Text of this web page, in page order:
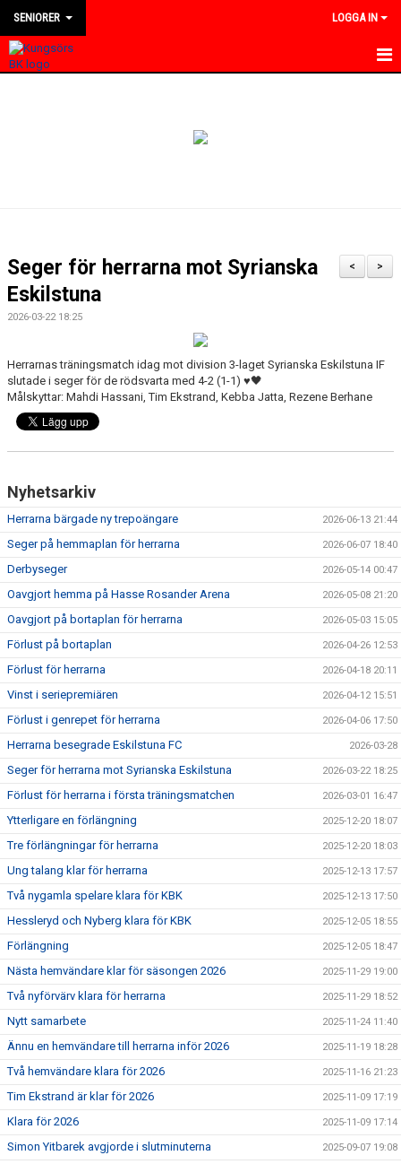
SENIORER LOGGA IN
DOKUMENT
KONTAKT
MATCHER
DIVISION 4 VÄSTMANLAND
>
<
Seger för herrarna mot Syrianska
Eskilstuna
2026-03-22 18:25
Herrarnas träningsmatch idag mot division 3-laget Syrianska Eskilstuna IF
slutade i seger för de rödsvarta med 4-2 (1-1) ♥️🖤
Målskyttar: Mahdi Hassani, Tim Ekstrand, Kebba Jatta, Rezene Berhane
Nyhetsarkiv
Herrarna bärgade ny trepoängare 2026-06-13 21:44
Seger på hemmaplan för herrarna 2026-06-07 18:40
Derbyseger 2026-05-14 00:47
Oavgjort hemma på Hasse Rosander Arena 2026-05-08 21:20
Oavgjort på bortaplan för herrarna 2026-05-03 15:05
Förlust på bortaplan 2026-04-26 12:53
Förlust för herrarna 2026-04-18 20:11
Vinst i seriepremiären 2026-04-12 15:51
Förlust i genrepet för herrarna 2026-04-06 17:50
Herrarna besegrade Eskilstuna FC 2026-03-28
Seger för herrarna mot Syrianska Eskilstuna 2026-03-22 18:25
Förlust för herrarna i första träningsmatchen 2026-03-01 16:47
Ytterligare en förlängning 2025-12-20 18:07
Tre förlängningar för herrarna 2025-12-20 18:03
Ung talang klar för herrarna 2025-12-13 17:57
Två nygamla spelare klara för KBK 2025-12-13 17:50
Hessleryd och Nyberg klara för KBK 2025-12-05 18:55
Förlängning 2025-12-05 18:47
Nästa hemvändare klar för säsongen 2026 2025-11-29 19:00
Två nyförvärv klara för herrarna 2025-11-29 18:52
Nytt samarbete 2025-11-24 11:40
Ännu en hemvändare till herrarna inför 2026 2025-11-19 18:28
Två hemvändare klara för 2026 2025-11-16 21:23
Tim Ekstrand är klar för 2026 2025-11-09 17:19
Klara för 2026 2025-11-09 17:14
Simon Yitbarek avgjorde i slutminuterna 2025-09-07 19:08